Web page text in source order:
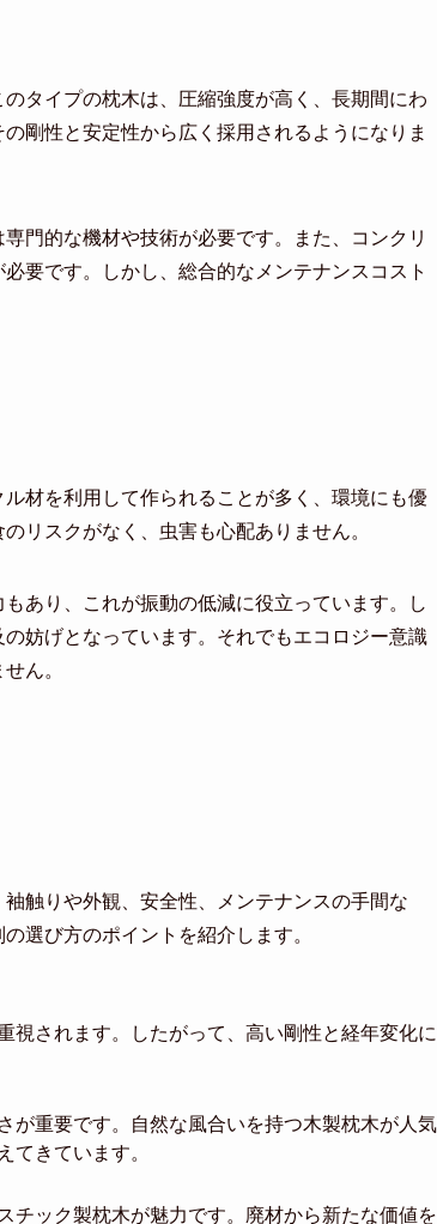
タイプの枕木は、圧縮強度が高く、長期間にわ
剛性と安定性から広く採用されるようになりま
門的な機材や技術が必要です。また、コンクリ
要です。しかし、総合的なメンテナンスコスト
材を利用して作られることが多く、環境にも優
リスクがなく、虫害も心配ありません。
あり、これが振動の低減に役立っています。し
妨げとなっています。それでもエコロジー意識
ん。
触りや外観、安全性、メンテナンスの手間な
選び方のポイントを紹介します。
視されます。したがって、高い剛性と経年変化に
が重要です。自然な風合いを持つ木製枕木が人気
てきています。
チック製枕木が魅力です。廃材から新たな価値を